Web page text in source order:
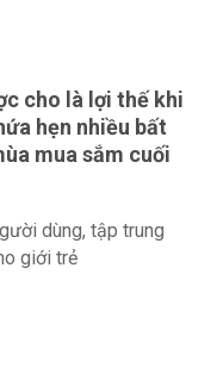
cho là lợi thế khi
hẹn nhiều bất
mua sắm cuối
dùng, tập trung
giới trẻ